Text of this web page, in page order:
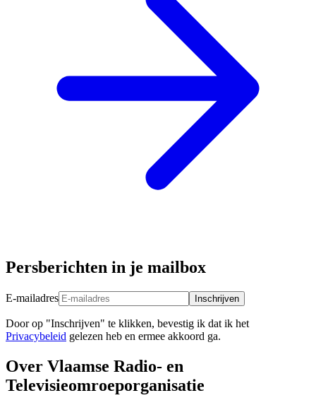
Persberichten in je mailbox
E-mailadres Inschrijven
Door op "Inschrijven" te klikken, bevestig ik dat ik het
Privacybeleid gelezen heb en ermee akkoord ga.
Over Vlaamse Radio- en
Televisieomroeporganisatie